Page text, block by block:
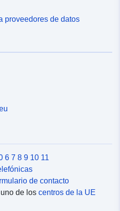
proveedores de datos
6 7 8 9 10 11
de contacto
de los centros de la UE